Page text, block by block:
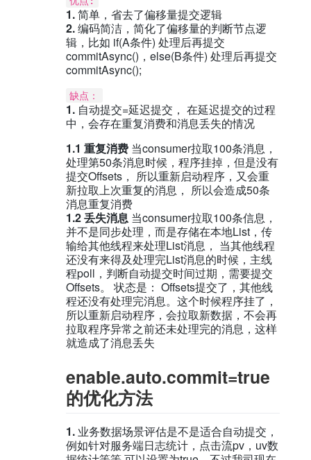
1.简单，省去了偏移量提交逻辑
2.编码简洁，简化了偏移量的判断节点逻
辑，比如 if(A条件) 处理后再提交
commitAsync()，else(B条件) 处理后再提交
commitAsync();
缺点：
1.自动提交=延迟提交， 在延迟提交的过程
中，会存在重复消费和消息丢失的情况
1.1 重复消费当consumer拉取100条消息，
处理第50条消息时候，程序挂掉，但是没有
提交Offsets， 所以重新启动程序，又会重
新拉取上次重复的消息， 所以会造成50条
消息重复消费
1.2 丢失消息当consumer拉取100条信息，
并不是同步处理，而是存储在本地List，传
输给其他线程来处理List消息， 当其他线程
还没有来得及处理完List消息的时候，主线
程poll，判断自动提交时间过期，需要提交
Offsets。 状态是： Offsets提交了，其他线
程还没有处理完消息。这个时候程序挂了，
所以重新启动程序，会拉取新数据，不会再
拉取程序异常之前还未处理完的消息，这样
就造成了消息丢失
enable.auto.commit=true
的优化方法
1.业务数据场景评估是不是适合自动提交，
例如针对服务端日志统计，点击流pv，uv数